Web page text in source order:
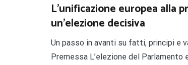
L’unificazione europea alla
un’elezione decisiva
Un passo in avanti su fatti, principi e
Premessa L’elezione del Parlamento